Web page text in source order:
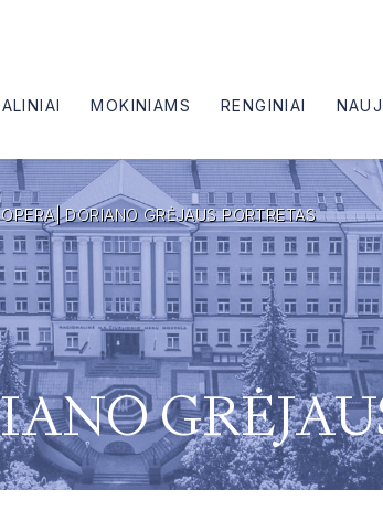
MOKINIAMS RENGINIAI
DORIANO GRĖJAUS PORTRETAS